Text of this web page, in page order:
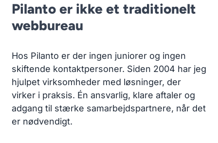
Pilanto er ikke et traditionelt
webbureau
Hos Pilanto er der ingen juniorer og ingen
skiftende kontaktpersoner. Siden 2004 har jeg
hjulpet virksomheder med løsninger, der
virker i praksis. Én ansvarlig, klare aftaler og
adgang til stærke samarbejdspartnere, når det
er nødvendigt.